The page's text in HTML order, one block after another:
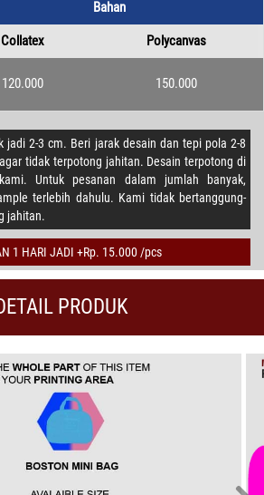
Bahan
Collatex Polycanvas
120.000 150.000
jadi 2-3 cm. Beri jarak desain dan tepi pola 2-8
tidak terpotong jahitan. Desain terpotong di
Untuk pesanan dalam jumlah banyak,
terlebih dahulu. Kami tidak bertanggung-
jahitan.
1 HARI JADI +Rp. 15.000 /pcs
PRODUK